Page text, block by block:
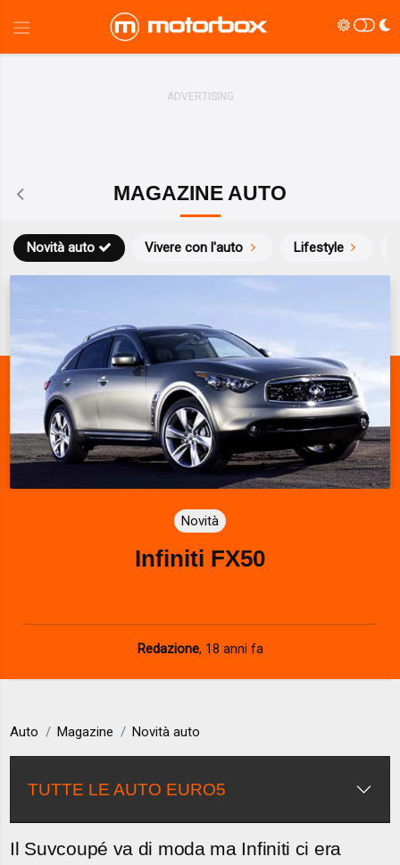
MAGAZINE AUTO
Novità auto Vivere con l'auto Lifestyle
Novità
Infiniti FX50
Redazione, 18 anni fa
Auto Magazine Novità auto
TUTTE LE AUTO EURO5
Il Suvcoupé va di moda ma Infiniti ci era